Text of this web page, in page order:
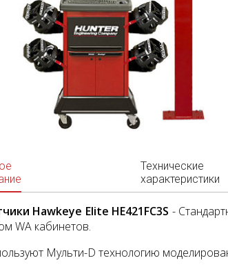
Технические
характеристики
Hawkeye Elite HE421FC3S -
WA кабинетов.
Мульти-D технологию